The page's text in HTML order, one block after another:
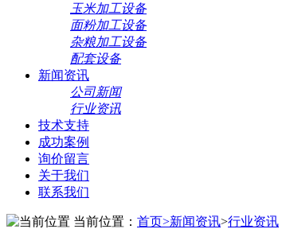
玉米加工设备
面粉加工设备
杂粮加工设备
配套设备
新闻资讯
公司新闻
行业资讯
技术支持
成功案例
询价留言
关于我们
联系我们
当前位置： 首页>新闻资讯>行业资讯